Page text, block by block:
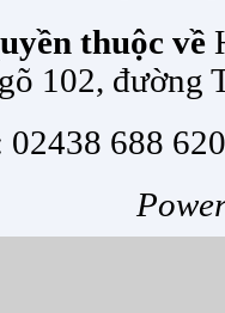
thuộc về
102, đường
02438 688